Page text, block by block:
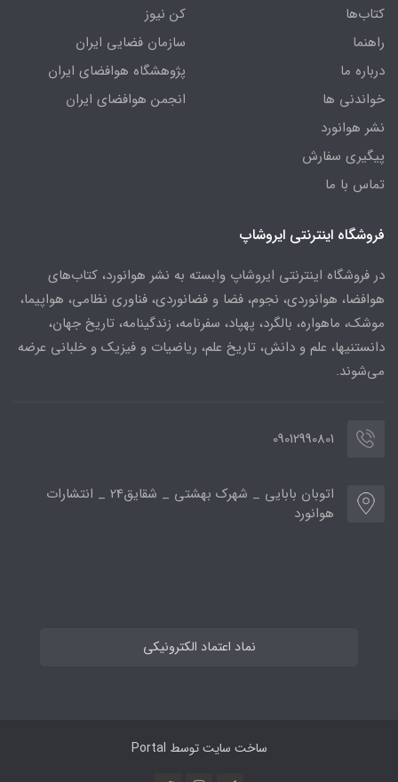
کتاب‌ها
راهنما
درباره ما
خواندنی ها
نشر هوانورد
پیگیری سفارش
تماس با ما
کن نیوز
سازمان فضایی ایران
پژوهشگاه هوافضای ایران
انجمن هوافضای ایران
فروشگاه اینترنتی ایروشاپ
در فروشگاه اینترنتی ایروشاپ وابسته به نشر هوانورد، کتاب‌های
هوافضا، هوانوردی، نجوم، فضا و فضانوردی، فناوری نظامی، هواپیما،
موشک، ماهواره، بالگرد، پهپاد، سفرنامه، زندگینامه، تاریخ جهان،
دانستنیها، علم و دانش، تاریخ علم، ریاضیات و فیزیک و خلبانی عرضه
می‌شوند.
09012990801
اتوبان بابایی _ شهرک بهشتی _ شقایق24 _ انتشارات
هوانورد
نماد اعتماد الکترونیکی
ساخت سایت توسط Portal